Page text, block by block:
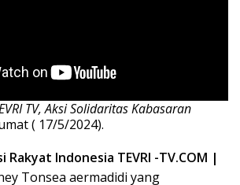
TV, Aksi Solidaritas Kabasaran
( 17/5/2024).
Rakyat Indonesia TEVRI -TV.COM |
Tonsea aermadidi yang